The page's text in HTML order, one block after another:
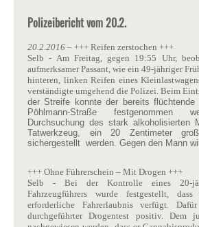
Polizeibericht vom 20.2.
20.2.2016 – +++ Reifen zerstochen +++
Selb - Am Freitag, gegen 19:55 Uhr,
aufmerksamer Passant, wie ein 49-jähriger
hinteren, linken Reifen eines
verständigte umgehend die Polizei. Beim
der Streife konnte der bereits
Pöhlmann-Straße
Durchsuchung des stark alkoholisierten
Tatwerkzeug, ein 20 Zentimeter
sichergestellt werden. Gegen den Mann
+++ Ohne Führerschein – Mit Drogen +++
Selb - Bei der Kontrolle eines 20-
Fahrzeugführers wurde festgestellt,
erforderliche Fahrerlaubnis verfügt.
durchgeführter Drogentest positiv. Dem